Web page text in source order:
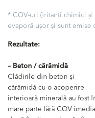
* COV-uri (iritanți chimici
evaporă ușor și sunt emise
Rezultate:
– Beton / cărămidă
Clădirile din beton și
cărămidă cu o acoperire
interioară minerală au fost
mare parte fără COV